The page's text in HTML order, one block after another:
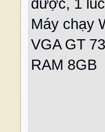
được, 1
Máy chạy
VGA GT
RAM 8GB